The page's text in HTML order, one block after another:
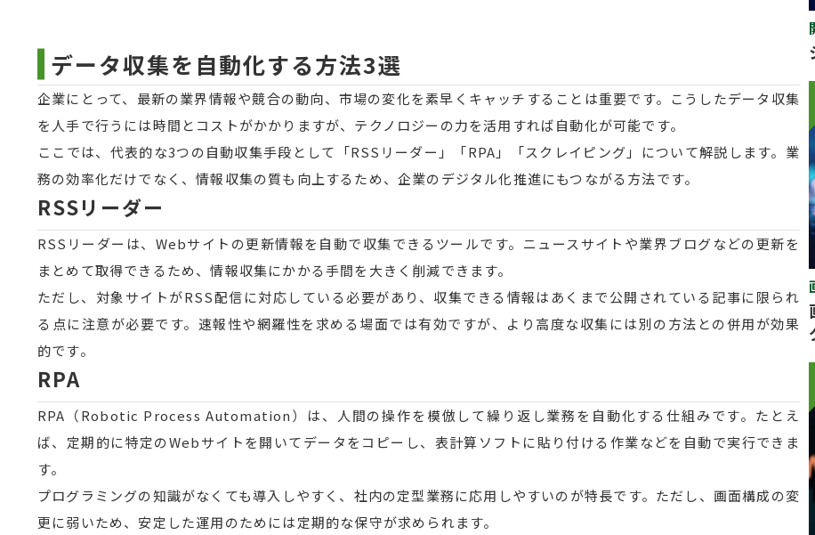
データ収集を自動化する方法3選
企業にとって、最新の業界情報や競合の動向、市場の変化を素早くキャッチすることは重要です。こうしたデータ収集
を人手で行うには時間とコストがかかりますが、テクノロジーの力を活用すれば自動化が可能です。
ここでは、代表的な3つの自動収集手段として「RSSリーダー」「RPA」「スクレイピング」について解説します。業
務の効率化だけでなく、情報収集の質も向上するため、企業のデジタル化推進にもつながる方法です。
RSSリーダー
RSSリーダーは、Webサイトの更新情報を自動で収集できるツールです。ニュースサイトや業界ブログなどの更新を
まとめて取得できるため、情報収集にかかる手間を大きく削減できます。
ただし、対象サイトがRSS配信に対応している必要があり、収集できる情報はあくまで公開されている記事に限られ
る点に注意が必要です。速報性や網羅性を求める場面では有効ですが、より高度な収集には別の方法との併用が効果
的です。
RPA
RPA（Robotic Process Automation）は、人間の操作を模倣して繰り返し業務を自動化する仕組みです。たとえ
ば、定期的に特定のWebサイトを開いてデータをコピーし、表計算ソフトに貼り付ける作業などを自動で実行できま
す。
プログラミングの知識がなくても導入しやすく、社内の定型業務に応用しやすいのが特長です。ただし、画面構成の変
更に弱いため、安定した運用のためには定期的な保守が求められます。